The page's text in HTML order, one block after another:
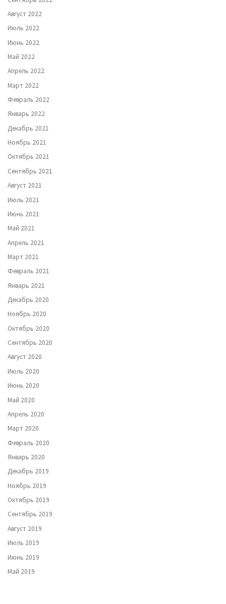
Август 2022
Июль 2022
Июнь 2022
Май 2022
Апрель 2022
Март 2022
Февраль 2022
Январь 2022
Декабрь 2021
Ноябрь 2021
Октябрь 2021
Сентябрь 2021
Август 2021
Июль 2021
Июнь 2021
Май 2021
Апрель 2021
Март 2021
Февраль 2021
Январь 2021
Декабрь 2020
Ноябрь 2020
Октябрь 2020
Сентябрь 2020
Август 2020
Июль 2020
Июнь 2020
Май 2020
Апрель 2020
Март 2020
Февраль 2020
Январь 2020
Декабрь 2019
Ноябрь 2019
Октябрь 2019
Сентябрь 2019
Август 2019
Июль 2019
Июнь 2019
Май 2019